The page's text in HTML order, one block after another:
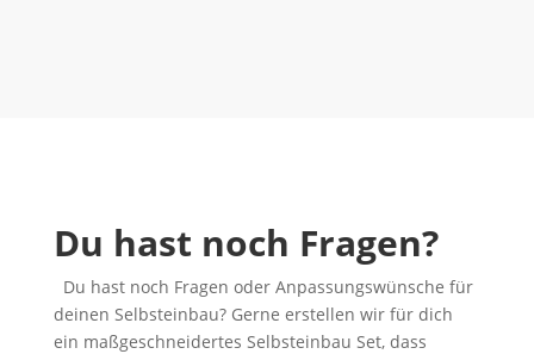
Du hast noch Fragen?
Du hast noch Fragen oder Anpassungswünsche für
deinen Selbsteinbau? Gerne erstellen wir für dich
ein maßgeschneidertes Selbsteinbau Set, dass